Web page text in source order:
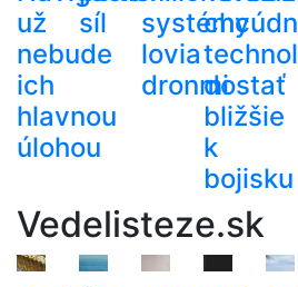
už
nebude
ich
hlavnou
úlohou
síl
systémy
lovia
dronmi
chcú
dostať
bližšie
k
bojisku
Vedelisteze.sk